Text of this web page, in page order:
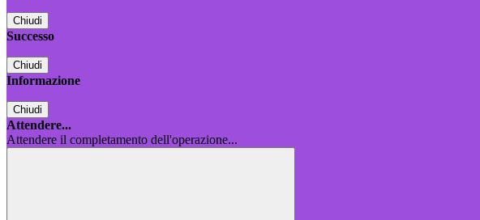
Chiudi
Successo
Chiudi
Informazione
Chiudi
Attendere...
Attendere il completamento dell'operazione...